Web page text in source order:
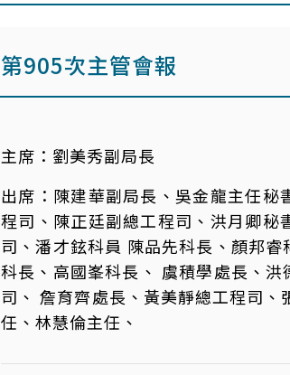
第905次主管會報
主席： 劉美秀副局長
出席： 陳建華副局長、吳金龍主任秘
程司、陳正廷副總工程司、洪月卿
司、潘才鉉科員 陳品先科長、顏邦
科長、高國峯科長、 虞積學處長、
司、 詹育齊處長、黃美靜總工程司
任、林慧倫主任、